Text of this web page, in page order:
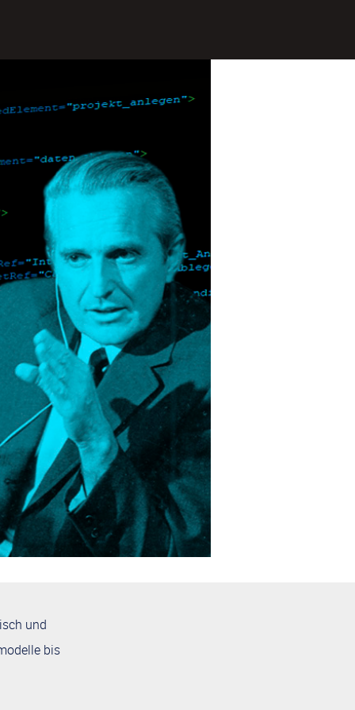
und
bis